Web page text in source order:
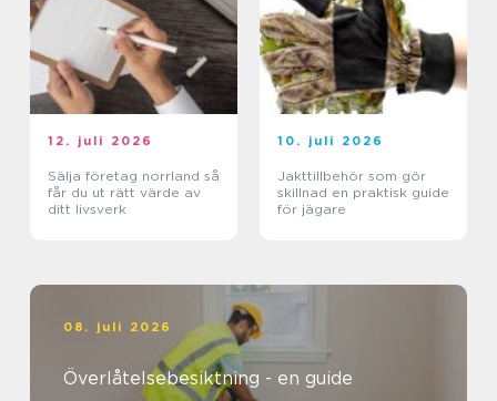
12. juli 2026
Sälja företag norrland så
får du ut rätt värde av
ditt livsverk
10. juli 2026
Jakttillbehör som gör
skillnad en praktisk guide
för jägare
08. juli 2026
Överlåtelsebesiktning - en guide